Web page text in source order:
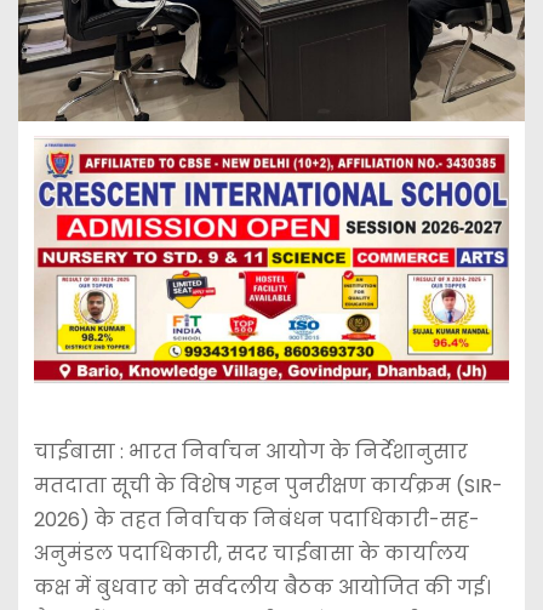
चाईबासा : भारत निर्वाचन आयोग के निर्देशानुसार
मतदाता सूची के विशेष गहन पुनरीक्षण कार्यक्रम (SIR-
2026) के तहत निर्वाचक निबंधन पदाधिकारी-सह-
अनुमंडल पदाधिकारी, सदर चाईबासा के कार्यालय
कक्ष में बुधवार को सर्वदलीय बैठक आयोजित की गई।